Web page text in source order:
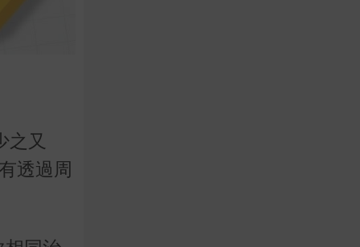
之又
透過周